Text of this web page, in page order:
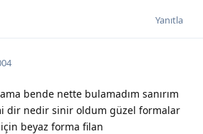
Yanıtla
bende nette bulamadım sanırım
dir nedir sinir oldum güzel formalar
beyaz forma filan